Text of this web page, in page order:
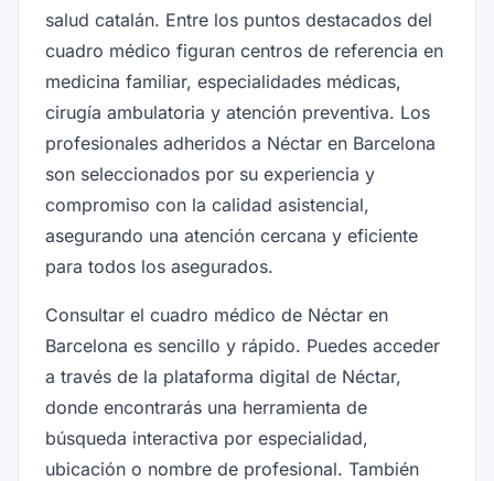
salud catalán. Entre los puntos destacados del
cuadro médico figuran centros de referencia en
medicina familiar, especialidades médicas,
cirugía ambulatoria y atención preventiva. Los
profesionales adheridos a Néctar en Barcelona
son seleccionados por su experiencia y
compromiso con la calidad asistencial,
asegurando una atención cercana y eficiente
para todos los asegurados.
Consultar el cuadro médico de Néctar en
Barcelona es sencillo y rápido. Puedes acceder
a través de la plataforma digital de Néctar,
donde encontrarás una herramienta de
búsqueda interactiva por especialidad,
ubicación o nombre de profesional. También